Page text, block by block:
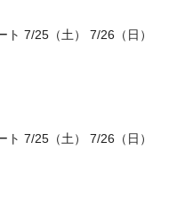
7/25（土） 7/26（日）
7/25（土） 7/26（日）